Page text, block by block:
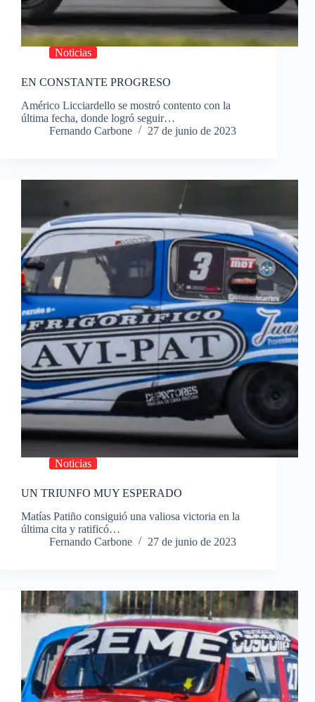
Noticias
EN CONSTANTE PROGRESO
Américo Licciardello se mostró contento con la
última fecha, donde logró seguir…
Fernando Carbone
27 de junio de 2023
Noticias
UN TRIUNFO MUY ESPERADO
Matías Patiño consiguió una valiosa victoria en la
última cita y ratificó…
Fernando Carbone
27 de junio de 2023